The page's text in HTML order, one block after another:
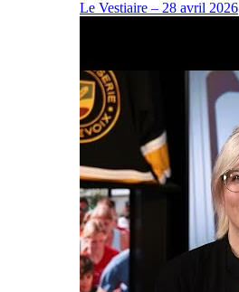
Le Vestiaire – 28 avril 2026